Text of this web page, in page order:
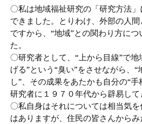
〇私は地域福祉研究の「研究方法
できました。とりわけ、外部の人
ですから、“地域”との関わり方に
た。
〇研究者として、“上から目線”で
げる”という“臭い”をさせながら、
し”、その成果をあたかも自分の“
研究者に１９７０年代から辟易して
〇私自身はそれについては相当気
はありますが、住民の皆さんから